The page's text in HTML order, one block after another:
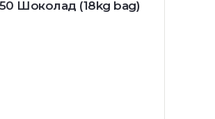
Шоколад (18kg bag)